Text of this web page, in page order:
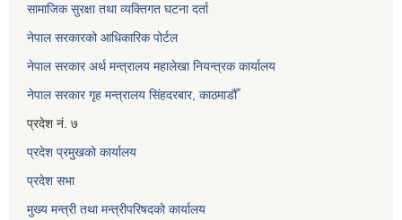
सामाजिक सुरक्षा तथा व्यक्तिगत घटना दर्ता
नेपाल सरकारको आधिकारिक पोर्टल
नेपाल सरकार अर्थ मन्त्रालय महालेखा नियन्त्रक कार्यालय
नेपाल सरकार गृह मन्त्रालय सिंहदरबार, काठमाडौँ
प्रदेश नं. ७
प्रदेश प्रमुखको कार्यालय
प्रदेश सभा
मुख्य मन्त्री तथा मन्त्रीपरिषदको कार्यालय